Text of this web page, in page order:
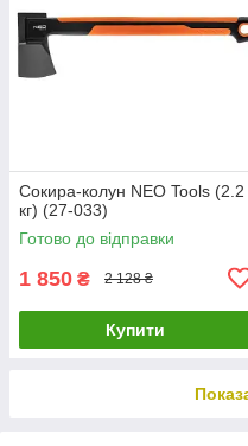
Сокира-колун NEO Tools (2.2
кг) (27-033)
Готово до відправки
1 850 ₴ 2 128 ₴
Купити